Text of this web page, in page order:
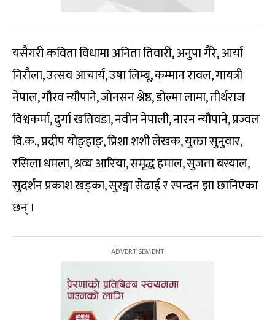
यसैगरी कविता विधामा अनिता तिवारी, अनुपा गैरे, आर्या
निरौला, उत्सव आचार्य, उषा लिम्बू, कम्मान रावल, गायत्री
नेपाल, गौरव न्यौपाने, जोनसन श्रेष्ठ, डोल्मा लामा, तीर्थराज
विश्वकर्मा, दुर्गा खतिवडा, नवीन नेपाली, नारन न्यौपाने, प्रज्वल
वि.क., प्रदीप योङ्हाङ्, प्रिशा शशी लेखक, युक्ता सुनुवार,
रसिला धमला, श्रव्य आरिया, समृद्ध हमाल, सुजता बस्याल,
सुदर्शन प्रकाश खड्का, सुरङ्गा सेढाई र स्पन्दन झा छानिएका
छन् ।